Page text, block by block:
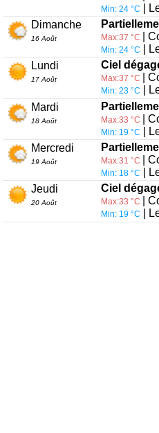
Min: 24 °C
|
Dimanche
16 Août Max:37 °C |
Min: 24 °C
|
Lundi
17 Août
Ciel
Max:37 °C |
Min: 23 °C
|
Mardi
18 Août Max:33 °C |
Min: 19 °C
|
Mercredi
19 Août Max:31 °C |
Min: 18 °C
|
Jeudi
20 Août
Ciel
Max:33 °C |
Min: 19 °C |